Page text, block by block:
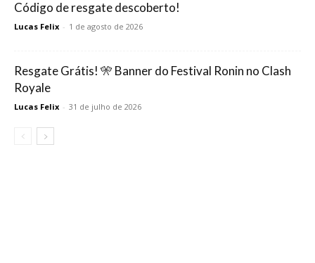
Código de resgate descoberto!
Lucas Felix - 1 de agosto de 2026
Resgate Grátis! 🎌 Banner do Festival Ronin no Clash
Royale
Lucas Felix - 31 de julho de 2026